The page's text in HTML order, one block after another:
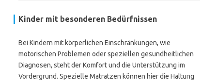
Kinder mit besonderen Bedürfnissen
Bei Kindern mit körperlichen Einschränkungen, wie
motorischen Problemen oder speziellen gesundheitlichen
Diagnosen, steht der Komfort und die Unterstützung im
Vordergrund. Spezielle Matratzen können hier die Haltung